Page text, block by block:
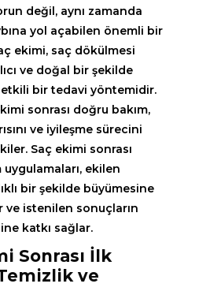
değil, aynı zamanda
yol açabilen önemli bir
ekimi, saç dökülmesi
ve doğal bir şekilde
bir tedavi yöntemidir.
sonrası doğru bakım,
ve iyileşme sürecini
Saç ekimi sonrası
uygulamaları, ekilen
bir şekilde büyümesine
ve istenilen sonuçların
katkı sağlar.
Sonrası İlk
ve